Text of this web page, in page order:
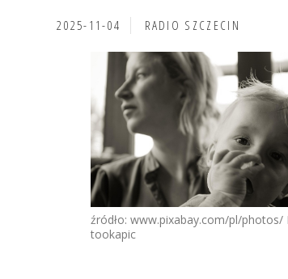
2025-11-04 RADIO SZCZECIN
źródło: www.pixabay.com/pl/photos/
tookapic